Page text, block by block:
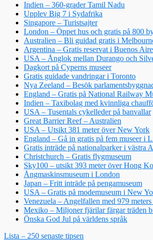
Indien – 360-grader Tamil Nadu
Upplev Big 7 i Sydafrika
Singapore – Turistsajter
London – Öppet hus och gratis på 800
Australien – Bli guidad gratis i
Argentina – Gratis reservat i Buenos
USA – Ånglok mellan Durango och
Dagkort på Cyperns museer
Gratis guidade vandringar i Toronto
Nya Zeeland – Besök
England – Gratis på National Railway
Indien – Taxibolag med kvinnliga
USA – Tusentals cykelleder på banvallar
Great Barrier Reef – Australien
USA – Utsikt 381 meter över New York
England – Gå in gratis på fem museer i
Gratis inträde på nationalparker i västra
Christchurch – Gratis flygmuseum
Sky100 – utsikt 393 meter över Hong
Ångmaskinsmuseum i London
Japan – Fritt inträde på pengamuseum
USA – Gratis på modemuseum i New
Venezuela – Angelfallen med 979
Mexiko – Miljoner fjärilar färgar träden
Önska God Jul på världens språk
Lista – 250 senaste tipsen